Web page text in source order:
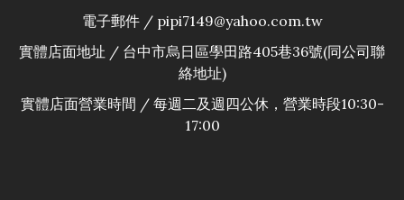
電子郵件 / pipi7149@yahoo.com.tw
實體店面地址 / 台中市烏日區學田路405巷36號(同公司聯
絡地址)
實體店面營業時間 / 每週二及週四公休，營業時段10:30-
17:00